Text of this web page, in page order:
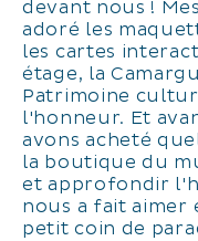
devant nous !
adoré les
les cartes
étage, la
Patrimoine
l'honneur. Et
avons acheté
la boutique du
et approfondir
nous a fait aimer
petit coin de